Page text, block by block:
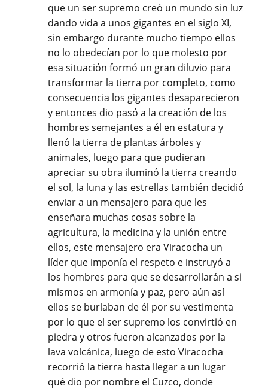
que un ser supremo creó un mundo sin luz
dando vida a unos gigantes en el siglo XI,
sin embargo durante mucho tiempo ellos
no lo obedecían por lo que molesto por
esa situación formó un gran diluvio para
transformar la tierra por completo, como
consecuencia los gigantes desaparecieron
y entonces dio pasó a la creación de los
hombres semejantes a él en estatura y
llenó la tierra de plantas árboles y
animales, luego para que pudieran
apreciar su obra iluminó la tierra creando
el sol, la luna y las estrellas también decidió
enviar a un mensajero para que les
enseñara muchas cosas sobre la
agricultura, la medicina y la unión entre
ellos, este mensajero era Viracocha un
líder que imponía el respeto e instruyó a
los hombres para que se desarrollarán a si
mismos en armonía y paz, pero aún así
ellos se burlaban de él por su vestimenta
por lo que el ser supremo los convirtió en
piedra y otros fueron alcanzados por la
lava volcánica, luego de esto Viracocha
recorrió la tierra hasta llegar a un lugar
qué dio por nombre el Cuzco, donde